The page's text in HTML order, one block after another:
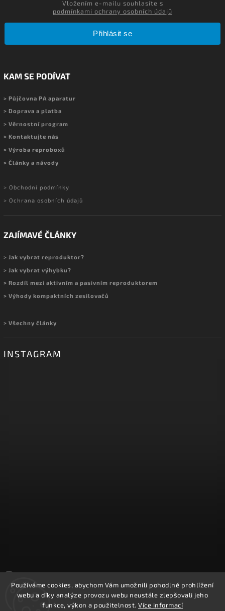
Používáme cookies, abychom Vám umožnili pohodlné prohlížení
webu a díky analýze provozu webu neustále zlepšovali jeho
funkce, výkon a použitelnost. Více informací
podmínkami ochrany osobních údajů
Přihlásit se
KAM SE PODÍVAT
> Půjčovna PA aparatur
> Doprava a platba
> Věrnostní program
> Kontaktujte nás
> Výroba reproboxů
> Články a návody
> Obchodní podmínky
> Ochrana osobních údajů
ZAJÍMAVÉ ČLÁNKY
> Jak vybrat reproduktor?
> Jak vybrat výhybku?
> Rozdíl mezi aktivním a pasivním reproduktorem
> Výhody kompaktních zesilovačů
> Všechny články
INSTAGRAM
Copyright 2026REPROOBCHOD.cz. Všechna práva vyhrazena.